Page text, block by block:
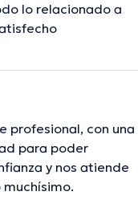
lo relacionado a
profesional, con una
para poder
y nos atiende